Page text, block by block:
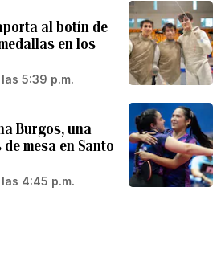
al botín de
en los
5:39 p.m.
Burgos, una
mesa en Santo
4:45 p.m.